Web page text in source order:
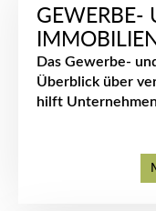
GEWERBE-
Das Gewerbe-
Überblick über
hilft